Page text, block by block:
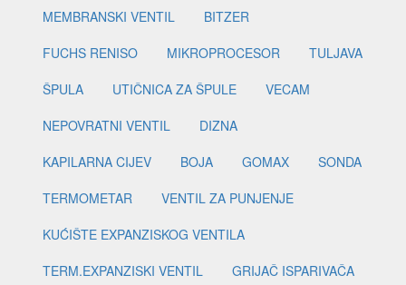
MEMBRANSKI VENTIL
BITZER
FUCHS RENISO
MIKROPROCESOR
TULJAVA
ŠPULA
UTIČNICA ZA ŠPULE
VECAM
NEPOVRATNI VENTIL
DIZNA
KAPILARNA CIJEV
BOJA GOMAX
SONDA
TERMOMETAR
VENTIL ZA PUNJENJE
KUĆIŠTE EXPANZISKOG VENTILA
TERM.EXPANZISKI VENTIL
GRIJAČ ISPARIVAČA